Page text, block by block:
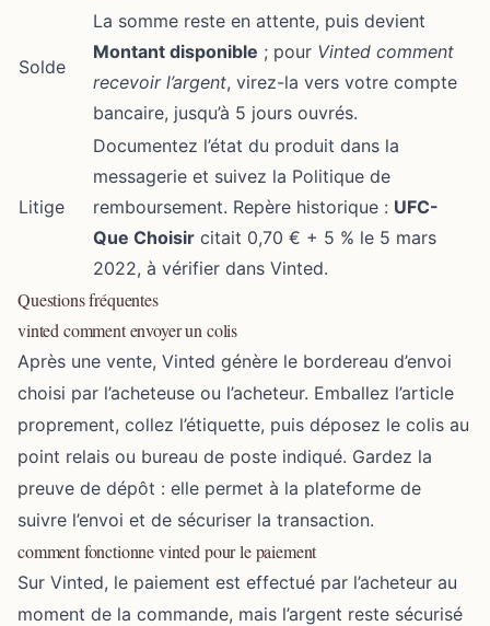
Solde
La somme reste en attente, puis devient
Montant disponible ; pour Vinted comment
recevoir l’argent, virez-la vers votre compte
bancaire, jusqu’à 5 jours ouvrés.
Litige
Documentez l’état du produit dans la
messagerie et suivez la Politique de
remboursement. Repère historique : UFC-
Que Choisir citait 0,70 € + 5 % le 5 mars
2022, à vérifier dans Vinted.
Questions fréquentes
vinted comment envoyer un colis
Après une vente, Vinted génère le bordereau d’envoi
choisi par l’acheteuse ou l’acheteur. Emballez l’article
proprement, collez l’étiquette, puis déposez le colis au
point relais ou bureau de poste indiqué. Gardez la
preuve de dépôt : elle permet à la plateforme de
suivre l’envoi et de sécuriser la transaction.
comment fonctionne vinted pour le paiement
Sur Vinted, le paiement est effectué par l’acheteur au
moment de la commande, mais l’argent reste sécurisé